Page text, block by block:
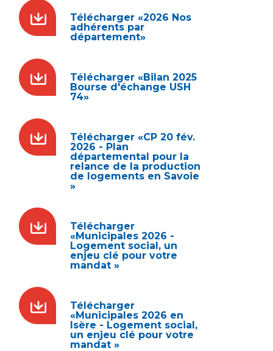
Télécharger «2026 Nos
adhérents par
département»
Télécharger «Bilan 2025
Bourse d'échange USH
74»
Télécharger «CP 20 fév.
2026 - Plan
départemental pour la
relance de la production
de logements en Savoie
»
Télécharger
«Municipales 2026 -
Logement social, un
enjeu clé pour votre
mandat »
Télécharger
«Municipales 2026 en
Isère - Logement social,
un enjeu clé pour votre
mandat »